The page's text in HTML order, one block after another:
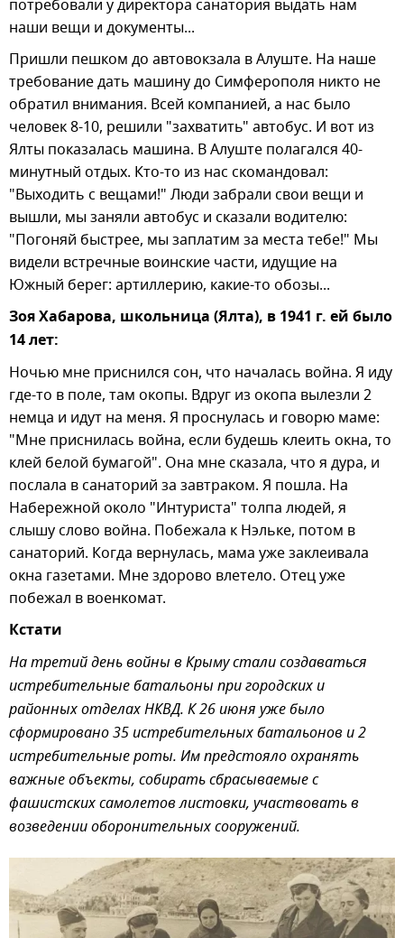
потребовали у директора санатория выдать нам
наши вещи и документы...
Пришли пешком до автовокзала в Алуште. На наше
требование дать машину до Симферополя никто не
обратил внимания. Всей компанией, а нас было
человек 8-10, решили "захватить" автобус. И вот из
Ялты показалась машина. В Алуште полагался 40-
минутный отдых. Кто-то из нас скомандовал:
"Выходить с вещами!" Люди забрали свои вещи и
вышли, мы заняли автобус и сказали водителю:
"Погоняй быстрее, мы заплатим за места тебе!" Мы
видели встречные воинские части, идущие на
Южный берег: артиллерию, какие-то обозы...
Зоя Хабарова, школьница (Ялта), в 1941 г. ей было
14 лет:
Ночью мне приснился сон, что началась война. Я иду
где-то в поле, там окопы. Вдруг из окопа вылезли 2
немца и идут на меня. Я проснулась и говорю маме:
"Мне приснилась война, если будешь клеить окна, то
клей белой бумагой". Она мне сказала, что я дура, и
послала в санаторий за завтраком. Я пошла. На
Набережной около "Интуриста" толпа людей, я
слышу слово война. Побежала к Нэльке, потом в
санаторий. Когда вернулась, мама уже заклеивала
окна газетами. Мне здорово влетело. Отец уже
побежал в военкомат.
Кстати
На третий день войны в Крыму стали создаваться
истребительные батальоны при городских и
районных отделах НКВД. К 26 июня уже было
сформировано 35 истребительных батальонов и 2
истребительные роты. Им предстояло охранять
важные объекты, собирать сбрасываемые с
фашистских самолетов листовки, участвовать в
возведении оборонительных сооружений.